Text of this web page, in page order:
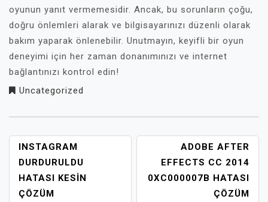
oyunun yanıt vermemesidir. Ancak, bu sorunların çoğu,
doğru önlemleri alarak ve bilgisayarınızı düzenli olarak
bakım yaparak önlenebilir. Unutmayın, keyifli bir oyun
deneyimi için her zaman donanımınızı ve internet
bağlantınızı kontrol edin!
Uncategorized
YAZI
GEZINMESI
INSTAGRAM
DURDURULDU
HATASI KESIN
ÇÖZÜM
ADOBE AFTER
EFFECTS CC 2014
0XC000007B HATASI
ÇÖZÜM